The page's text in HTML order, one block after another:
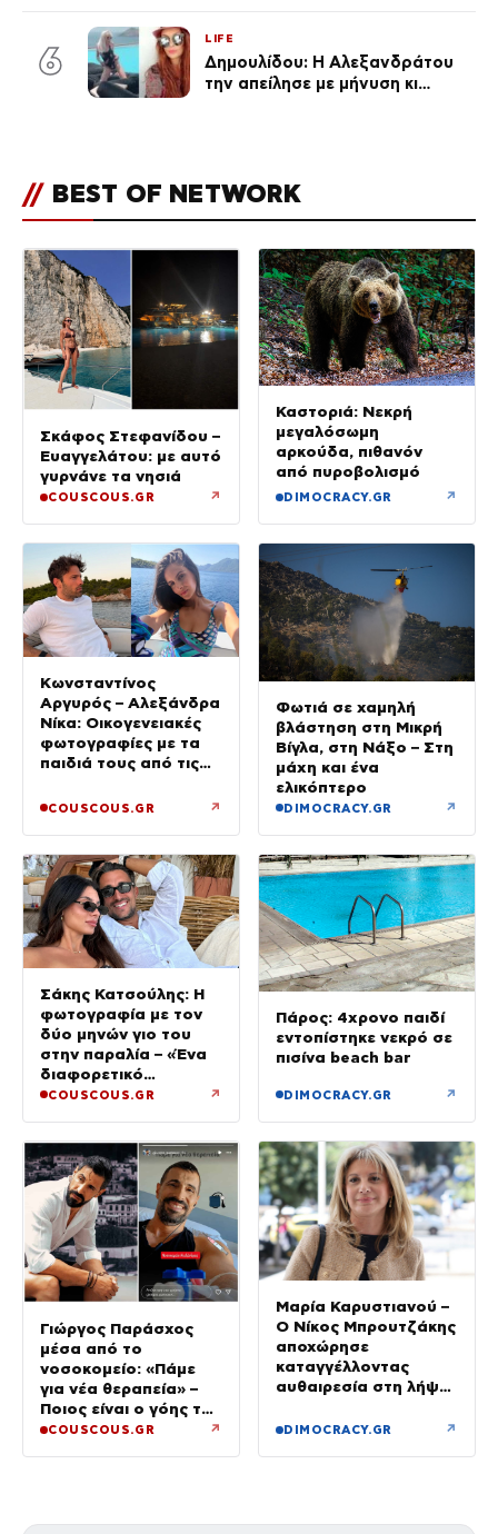
6
LIFE
Δημουλίδου: Η Αλεξανδράτου
την απείλησε με μήνυση κι
// BEST OF NETWORK
Σκάφος Στεφανίδου –
Ευαγγελάτου: με αυτό
γυρνάνε τα νησιά
COUSCOUS.GR ↗
Καστοριά: Νεκρή
μεγαλόσωμη
αρκούδα, πιθανόν
από πυροβολισμό
DIMOCRACY.GR ↗
Κωνσταντίνος
Αργυρός – Αλεξάνδρα
Νίκα: Οικογενειακές
φωτογραφίες με τα
παιδιά τους από τις
σκάφος
COUSCOUS.GR ↗
Φωτιά σε χαμηλή
βλάστηση στη Μικρή
Βίγλα, στη Νάξο – Στη
μάχη και ένα
ελικόπτερο
DIMOCRACY.GR ↗
Σάκης Κατσούλης: Η
φωτογραφία με τον
δύο μηνών γιο του
στην παραλία – «Ένα
διαφορετικό
καλοκαίρι»
COUSCOUS.GR ↗
Πάρος: 4χρονο παιδί
εντοπίστηκε νεκρό σε
πισίνα beach bar
DIMOCRACY.GR ↗
Γιώργος Παράσχος
μέσα από το
νοσοκομείο: «Πάμε
για νέα θεραπεία» –
Ποιος είναι ο γόης της
Μενεγάκη που δίνει
COUSCOUS.GR ↗
Μαρία Καρυστιανού –
Ο Νίκος Μπρουτζάκης
αποχώρησε
καταγγέλλοντας
αυθαιρεσία στη λήψη
για τη Δημοκρατία»
DIMOCRACY.GR ↗